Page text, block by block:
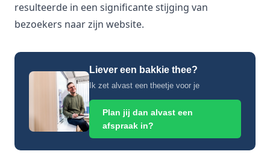
resulteerde in een significante stijging van
bezoekers naar zijn website.
Liever een bakkie thee?
Ik zet alvast een theetje voor je
Plan jij dan alvast een
afspraak in?